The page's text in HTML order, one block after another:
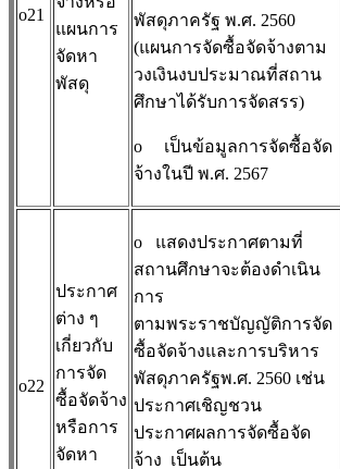
o21
แผนการ
จัดหา
พัสดุ
พัสดุภาครัฐ พ.ศ. 2560
(แผนการจัดซื้อจัดจ้างตาม
วงเงินงบประมาณที่สถาน
ศึกษาได้รับการจัดสรร)
o เป็นข้อมูลการจัดซื้อจัด
จ้างในปี พ.ศ. 2567
o22
ประกาศ
ต่าง ๆ
เกี่ยวกับ
การจัด
ซื้อจัดจ้าง
หรือการ
จัดหา
o แสดงประกาศตามที่
สถานศึกษาจะต้องดำเนิน
การ
ตามพระราชบัญญัติการจัด
ซื้อจัดจ้างและการบริหาร
พัสดุภาครัฐพ.ศ. 2560 เช่น
ประกาศเชิญชวน
ประกาศผลการจัดซื้อจัด
จ้าง เป็นต้น